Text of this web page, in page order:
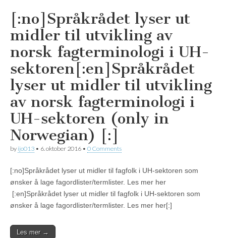
[:no]Språkrådet lyser ut
midler til utvikling av
norsk fagterminologi i UH-
sektoren[:en]Språkrådet
lyser ut midler til utvikling
av norsk fagterminologi i
UH-sektoren (only in
Norwegian) [:]
by ijo013 • 6. oktober 2016 • 0 Comments
[:no]Språkrådet lyser ut midler til fagfolk i UH-sektoren som
ønsker å lage fagordlister/termlister. Les mer her
[:en]Språkrådet lyser ut midler til fagfolk i UH-sektoren som
ønsker å lage fagordlister/termlister. Les mer her[:]
Les mer →